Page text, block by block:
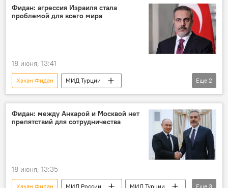
Реджеп Тайип Эрдоган
Фидан: агрессия Израиля стала
проблемой для всего мира
18 июня, 13:41
Хакан Фидан
МИД Турции
Реджеп Тайип Эрдоган
Израиль
Еще 2
Фидан: между Анкарой и Москвой нет
препятствий для сотрудничества
18 июня, 13:35
Хакан Фидан МИД России МИД Турции Еще 3